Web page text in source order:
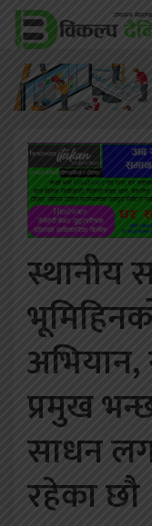
स्थानीय
अभियान,
प्रमुख
साधन
रहेका छौ